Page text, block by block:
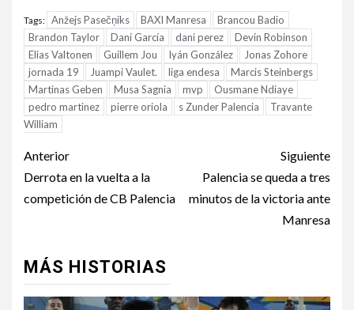
Tags: Anžejs Pasečņiks BAXI Manresa
Brancou Badio
Brandon Taylor
Dani García dani perez
Devin Robinson
Elias Valtonen
Guillem Jou Iyán González
Jonas Zohore
jornada 19
Juampi Vaulet. liga endesa
Marcis Steinbergs
Martinas Geben
Musa Sagnia mvp
Ousmane Ndiaye
pedro martinez
pierre oriola s Zunder Palencia
Travante
William
Anterior
Derrota en la vuelta a la
competición de CB Palencia
Siguiente
Palencia se queda a tres
minutos de la victoria ante
Manresa
MÁS HISTORIAS